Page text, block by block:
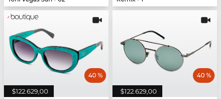
$122.629,00
40 %
$122.629,00
40 %